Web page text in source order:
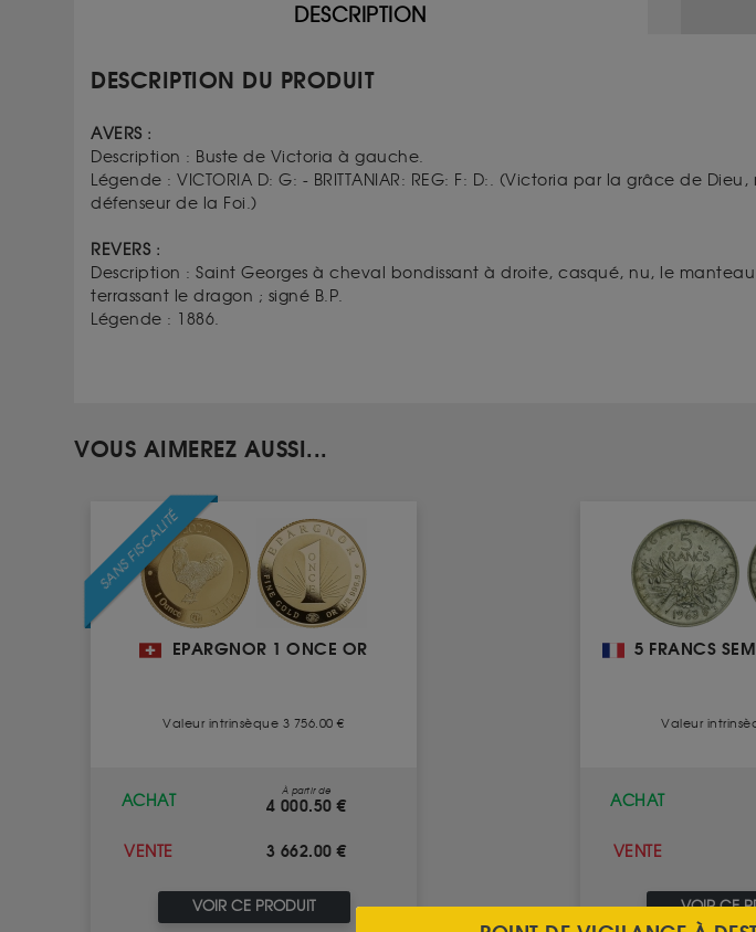
DESCRIPTION
DESCRIPTION DU PRODUIT
AVERS :
Description : Buste de Victoria à gauche.
Légende : VICTORIA D: G: - BRITTANIAR: REG: F: D:. (Victoria par la grâce de Dieu,
défenseur de la Foi.)
REVERS :
Description : Saint Georges à cheval bondissant à droite, casqué, nu, le
terrassant le dragon ; signé B.P.
Légende : 1886.
VOUS AIMEREZ AUSSI...
SANS FISCALITÉ
EPARGNOR 1 ONCE OR
Valeur intrinsèque 3 756.00 €
ACHAT
À partir de
4 000.50 €
VENTE 3 662.00 €
VOIR CE PRODUIT
5 FRANCS
Valeur
ACHAT
VENTE
VOIR CE